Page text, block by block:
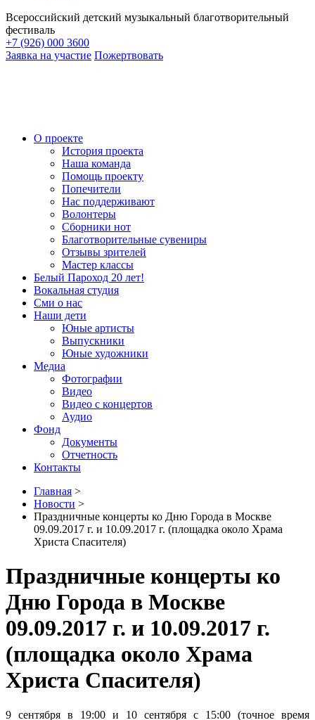
Всероссийский детский музыкальный благотворительный
фестиваль
+7 (926) 000 3600
Заявка на участие Пожертвовать
О проекте
История проекта
Наша команда
Помощь проекту
Попечители
Нас поддерживают
Волонтеры
Сборники нот
Благотворительные сувениры
Отзывы зрителей
Мастер классы
Белый Пароход 20 лет!
Вокальная студия
Сми о нас
Наши дети
Юные артисты
Выпускники
Юные художники
Медиа
Фотографии
Видео
Видео с концертов
Аудио
Фонд
Документы
Отчетность
Контакты
Главная >
Новости >
Праздничные концерты ко Дню Города в Москве
09.09.2017 г. и 10.09.2017 г. (площадка около Храма
Христа Спасителя)
Праздничные концерты ко
Дню Города в Москве
09.09.2017 г. и 10.09.2017 г.
(площадка около Храма
Христа Спасителя)
9 сентября в 19:00 и 10 сентября с 15:00 (точное время